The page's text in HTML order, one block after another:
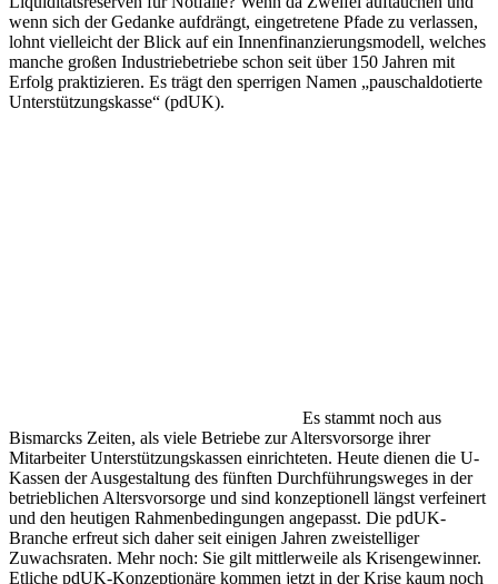
wenn sich der Gedanke aufdrängt, eingetretene Pfade zu verlassen,
lohnt vielleicht der Blick auf ein Innenfinanzierungsmodell, welches
manche großen Industriebetriebe schon seit über 150 Jahren mit
Erfolg praktizieren. Es trägt den sperrigen Namen „pauschaldotierte
Unterstützungskasse“ (pdUK).
Es stammt noch aus
Bismarcks Zeiten, als viele Betriebe zur Altersvorsorge ihrer
Mitarbeiter Unterstützungskassen einrichteten. Heute dienen die U-
Kassen der Ausgestaltung des fünften Durchführungsweges in der
betrieblichen Altersvorsorge und sind konzeptionell längst verfeinert
und den heutigen Rahmenbedingungen angepasst. Die pdUK-
Branche erfreut sich daher seit einigen Jahren zweistelliger
Zuwachsraten. Mehr noch: Sie gilt mittlerweile als Krisengewinner.
Etliche pdUK-Konzeptionäre kommen jetzt in der Krise kaum noch